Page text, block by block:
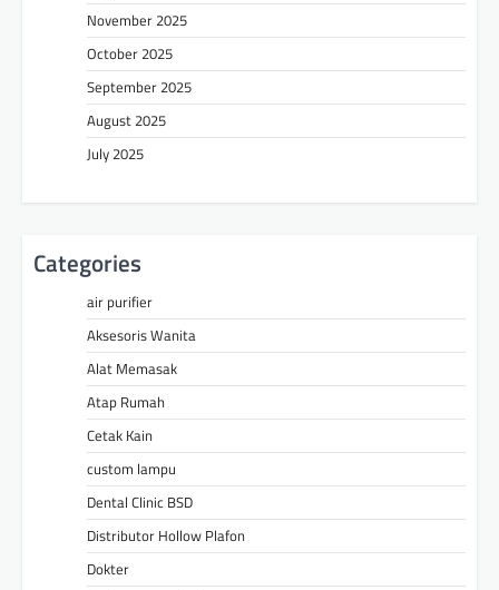
November 2025
October 2025
September 2025
August 2025
July 2025
Categories
air purifier
Aksesoris Wanita
Alat Memasak
Atap Rumah
Cetak Kain
custom lampu
Dental Clinic BSD
Distributor Hollow Plafon
Dokter